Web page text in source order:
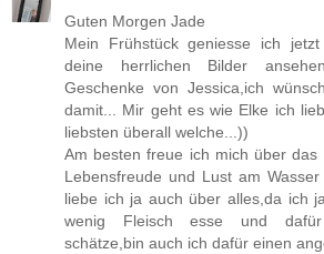
Guten Morgen Jade
Mein Frühstück geniesse ich
deine herrlichen Bilder
Geschenke von Jessica,ich
damit... Mir geht es wie Elke ich
liebsten überall welche...))
Am besten freue ich mich über das
Lebensfreude und Lust am
liebe ich ja auch über alles,da ich
wenig Fleisch esse und dafür
schätze,bin auch ich dafür einen